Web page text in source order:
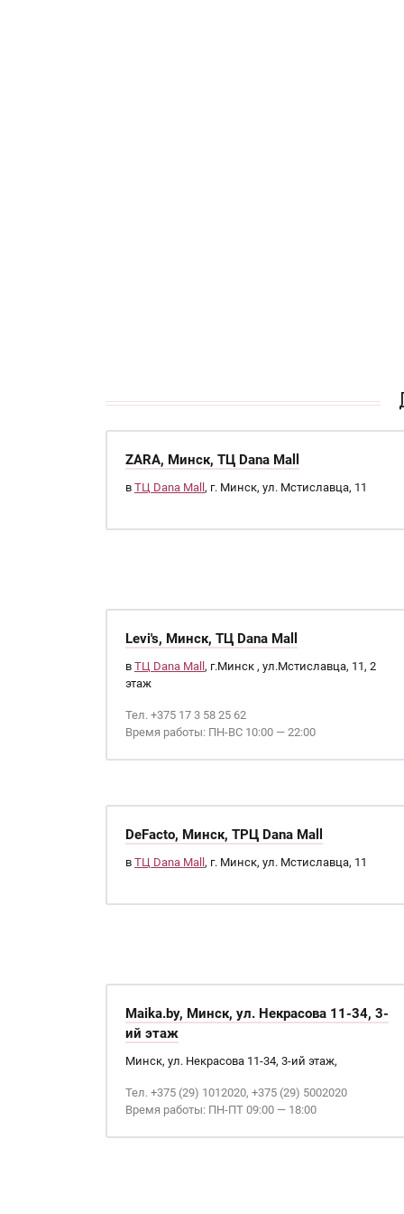
ZARA, Минск, ТЦ Dana Mall
в ТЦ Dana Mall , г. Минск, ул. Мстиславца, 11
Levi's, Минск, ТЦ Dana Mall
в ТЦ Dana Mall , г.Минск , ул.Мстиславца, 11, 2
этаж
Тел. +375 17 3 58 25 62
Время работы: ПН-ВС 10:00 — 22:00
DeFacto, Минск, ТРЦ Dana Mall
в ТЦ Dana Mall , г. Минск, ул. Мстиславца, 11
Maika.by, Минск, ул. Некрасова 11-34, 3-
ий этаж
Минск, ул. Некрасова 11-34, 3-ий этаж,
Тел. +375 (29) 1012020, +375 (29) 5002020
Время работы: ПН-ПТ 09:00 — 18:00